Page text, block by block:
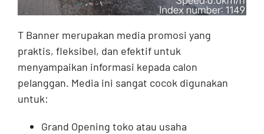
T Banner merupakan media promosi yang
praktis, fleksibel, dan efektif untuk
menyampaikan informasi kepada calon
pelanggan. Media ini sangat cocok digunakan
untuk:
Grand Opening toko atau usaha